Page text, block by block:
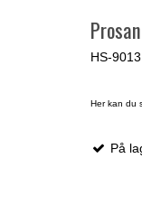
HS-9013
Her kan du
På